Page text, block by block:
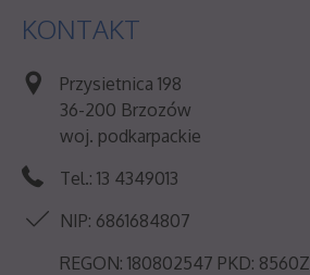
KONTAKT
Przysietnica 198
36-200 Brzozów
woj. podkarpackie
Tel.: 13 4349013
NIP: 6861684807
REGON: 180802547 PKD: 8560Z